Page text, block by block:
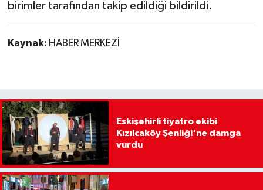
birimler tarafından takip edildiği bildirildi.
Kaynak: HABER MERKEZİ
Eskişehirli tiyatro ekibi
Kızılcaköy Şenliği'ne damga
vurdu